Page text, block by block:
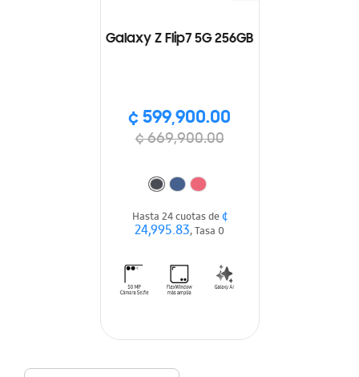
Galaxy Z Flip7 5G 256GB
¢ 599,900.00
¢ 669,900.00
Hasta 24 cuotas de¢
24,995.83, Tasa 0